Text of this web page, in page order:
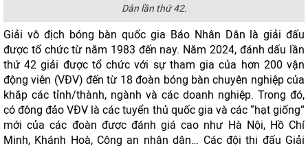
Dân lần thứ 42.
Giải vô địch bóng bàn quốc gia Báo Nhân Dân là giải đấu
được tổ chức từ năm 1983 đến nay. Năm 2024, đánh dấu lần
thứ 42 giải được tổ chức với sự tham gia của hơn 200 vận
động viên (VĐV) đến từ 18 đoàn bóng bàn chuyên nghiệp của
khắp các tỉnh/thành, ngành và các doanh nghiệp. Trong đó,
có đông đảo VĐV là các tuyển thủ quốc gia và các “hạt giống”
mới của các đoàn được đánh giá cao như Hà Nội, Hồ Chí
Minh, Khánh Hoà, Công an nhân dân… Các đội thi đấu Giải